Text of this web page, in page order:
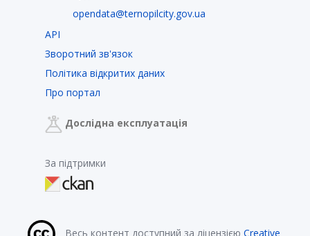
opendata@ternopilcity.gov.ua
API
Зворотний зв'язок
Політика відкритих даних
Про портал
Дослідна експлуатація
За підтримки
Весь контент доступний за ліцензією Creative